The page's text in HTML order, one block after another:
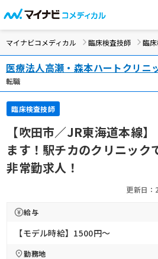
マイナビコメディカル 臨床検査技師 臨
医療法人高瀬・森本ハートクリニ
転職
臨床検査技師
【吹田市／JR東海道本線
ます！駅チカのクリニック
非常勤求人！
更新日
給与
【モデル時給】1500円〜
勤務地